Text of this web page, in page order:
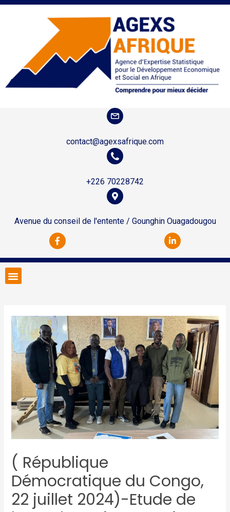
contact@agexsafrique.com
+226 70228742
Avenue du conseil de l'entente / Gounghin Ouagadougou
( République
Démocratique du Congo,
22 juillet 2024)-Etude de